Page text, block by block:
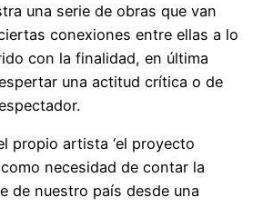
una serie de obras que van
conexiones entre ellas a lo
con la finalidad, en última
una actitud crítica o de
propio artista ‘el proyecto
necesidad de contar la
de nuestro país desde una